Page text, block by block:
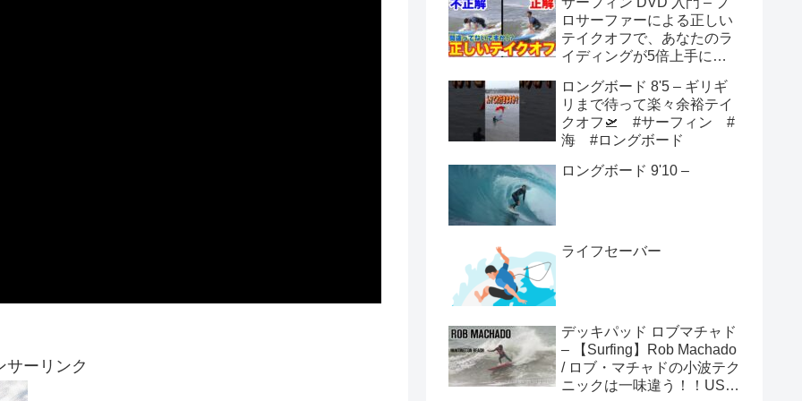
サーリンク
ロサーファーによる正しい
テイクオフで、あなたのラ
イディングが5倍上手にな
ロングボード 8'5 – ギリギ
リまで待って楽々余裕テイ
クオフ🛫 #サーフィン #
海 #ロングボード
ロングボード 9'10 –
ライフセーバー
デッキパッド ロブマチャド
– 【Surfing】Rob Machado
/ ロブ・マチャドの小波テク
ニックは一味違う！！USオ